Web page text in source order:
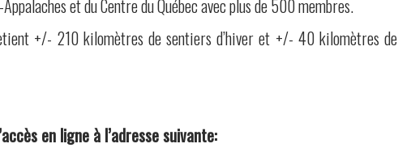
et du Centre du Québec avec plus de 500 membres.
+/- 210 kilomètres de sentiers d’hiver et +/- 40 kilomètres de
en ligne à l’adresse suivante: